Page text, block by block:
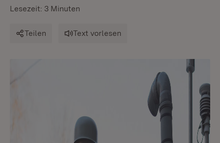
Lesezeit: 3 Minuten
Teilen Text vorlesen